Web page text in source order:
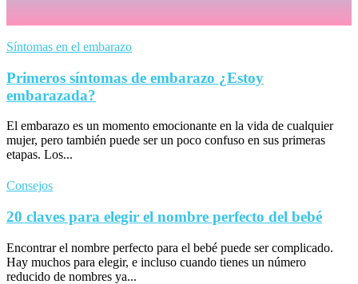
Síntomas en el embarazo
Primeros síntomas de embarazo ¿Estoy
embarazada?
El embarazo es un momento emocionante en la vida de cualquier
mujer, pero también puede ser un poco confuso en sus primeras
etapas. Los...
Consejos
20 claves para elegir el nombre perfecto del bebé
Encontrar el nombre perfecto para el bebé puede ser complicado.
Hay muchos para elegir, e incluso cuando tienes un número
reducido de nombres ya...